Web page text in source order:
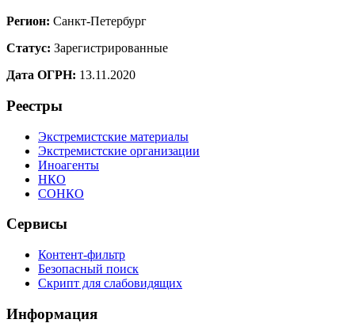
Регион: Санкт-Петербург
Статус: Зарегистрированные
Дата ОГРН: 13.11.2020
Реестры
Экстремистские материалы
Экстремистские организации
Иноагенты
НКО
СОНКО
Сервисы
Контент-фильтр
Безопасный поиск
Скрипт для слабовидящих
Информация